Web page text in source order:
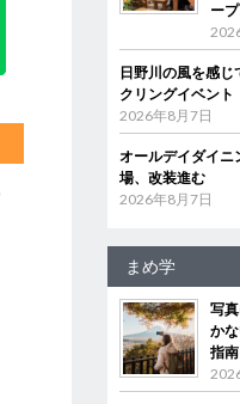
ー
日野川の風を感
クリングイベント
2026年8月7日
オールデイダイ
場、改装進む
2026年8月7日
まめ学
写
か
指南